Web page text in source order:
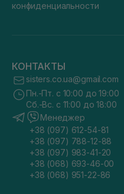
конфиденциальности
КОНТАКТЫ
sisters.co.ua@gmail.com
Пн.-Пт. с 10:00 до 19:00
Сб.-Вс. с 11:00 до 18:00
Менеджер
+38 (097) 612-54-81
+38 (097) 788-12-88
+38 (097) 983-41-20
+38 (068) 693-46-00
+38 (068) 951-22-86